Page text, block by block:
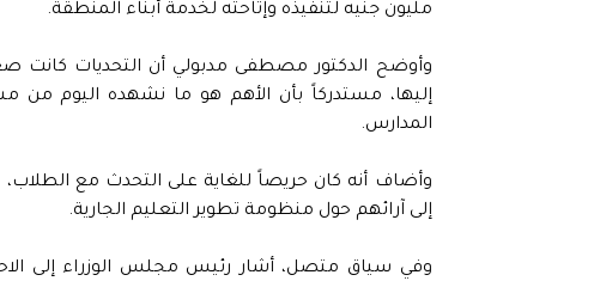
مليون جنيه لتنفيذه وإتاحته لخدمة أبناء المنطقة.
وأوضح الدكتور مصطفى مدبولي أن التحديات كانت
إليها، مستدركاً بأن الأهم هو ما نشهده اليوم من
المدارس.
وأضاف أنه كان حريصاً للغاية على التحدث مع
إلى آرائهم حول منظومة تطوير التعليم الجارية.
وفي سياق متصل، أشار رئيس مجلس الوزراء إلى